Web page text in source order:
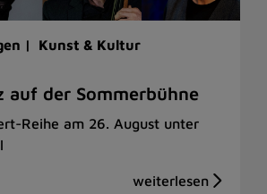
| Kunst & Kultur
auf der Sommerbühne
Reihe am 26. August unter